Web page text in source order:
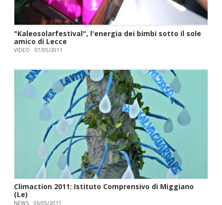
"Kaleosolarfestival", l'energia dei bimbi sotto il sole
amico di Lecce
VIDEO 07/05/2011
Climaction 2011: Istituto Comprensivo di Miggiano
(Le)
NEWS 06/05/2011